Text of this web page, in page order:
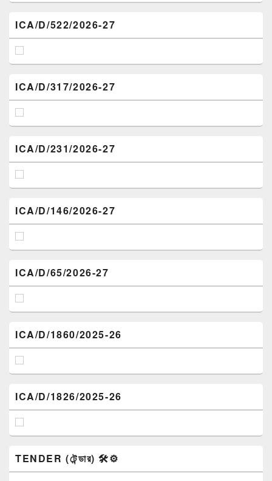
ICA/D/522/2026-27
ICA/D/317/2026-27
ICA/D/231/2026-27
ICA/D/146/2026-27
ICA/D/65/2026-27
ICA/D/1860/2025-26
ICA/D/1826/2025-26
TENDER (টেন্ডার) 🛠️⚙️